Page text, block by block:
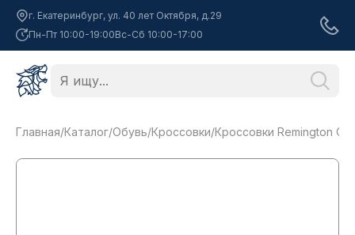
г. Екатеринбург, ул. 40 лет Октября, д.29
Пн-Пт 10:00-19:00Вс-Сб 10:00-17:00
Главная/Каталог/Обувь/Кроссовки/Кроссовки Remington